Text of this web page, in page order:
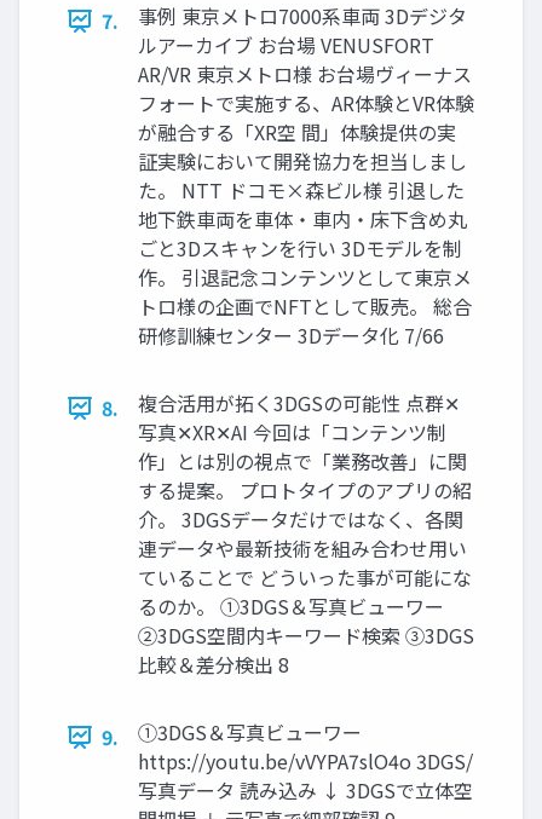
7.
事例 東京メトロ7000系車両 3Dデジタ
ルアーカイブ お台場 VENUSFORT
AR/VR 東京メトロ様 お台場ヴィーナス
フォートで実施する、AR体験とVR体験
が融合する「XR空 間」体験提供の実
証実験において開発協力を担当しまし
た。 NTT ドコモ×森ビル様 引退した
地下鉄車両を車体・車内・床下含め丸
ごと3Dスキャンを行い 3Dモデルを制
作。 引退記念コンテンツとして東京メ
トロ様の企画でNFTとして販売。 総合
研修訓練センター 3Dデータ化 7/66
8.
複合活用が拓く3DGSの可能性 点群✕
写真✕XR✕AI 今回は「コンテンツ制
作」とは別の視点で「業務改善」に関
する提案。 プロトタイプのアプリの紹
介。 3DGSデータだけではなく、各関
連データや最新技術を組み合わせ用い
ていることで どういった事が可能にな
るのか。 ①3DGS＆写真ビューワー
②3DGS空間内キーワード検索 ③3DGS
比較＆差分検出 8
9.
①3DGS＆写真ビューワー
https://youtu.be/vVYPA7slO4o 3DGS/
写真データ 読み込み ↓ 3DGSで立体空